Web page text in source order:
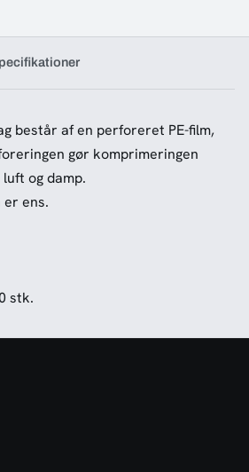
består af en perforeret PE-film,
gør komprimeringen
og damp.
er ens.
stk.